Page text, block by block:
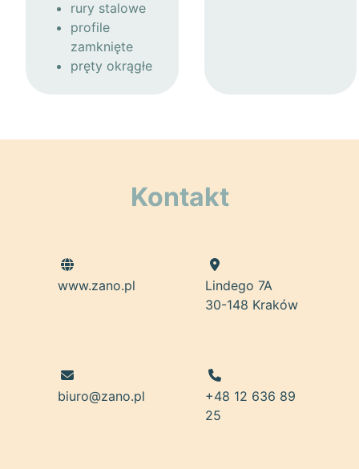
rury stalowe
profile
zamknięte
pręty okrągłe
Kontakt
www.zano.pl
Lindego 7A
30-148 Kraków
biuro@zano.pl
+48 12 636 89
25